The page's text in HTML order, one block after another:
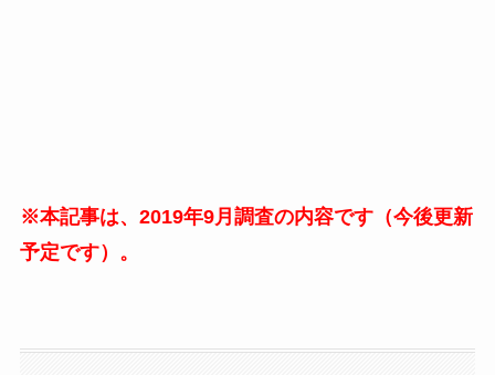
※本記事は、2019年9月調査の内容です（今後更新
予定です）。